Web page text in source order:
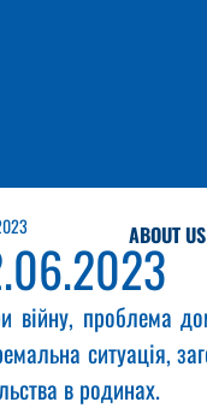
ABOUT US
війну, проблема
ситуація,
в родинах.